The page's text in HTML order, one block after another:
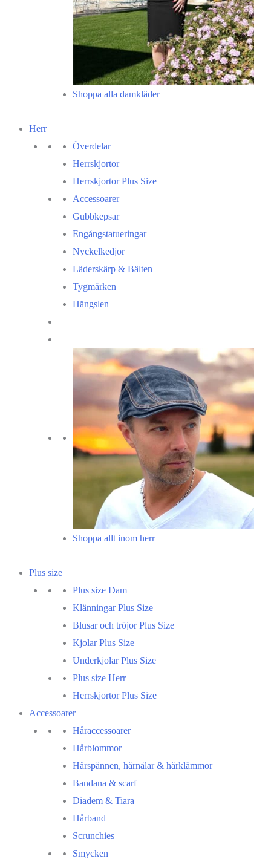
Shoppa alla damkläder
Herr
Överdelar
Herrskjortor
Herrskjortor Plus Size
Accessoarer
Gubbkepsar
Engångstatueringar
Nyckelkedjor
Läderskärp & Bälten
Tygmärken
Hängslen
Shoppa allt inom herr
Plus size
Plus size Dam
Klänningar Plus Size
Blusar och tröjor Plus Size
Kjolar Plus Size
Underkjolar Plus Size
Plus size Herr
Herrskjortor Plus Size
Accessoarer
Håraccessoarer
Hårblommor
Hårspännen, hårnålar & hårklämmor
Bandana & scarf
Diadem & Tiara
Hårband
Scrunchies
Smycken